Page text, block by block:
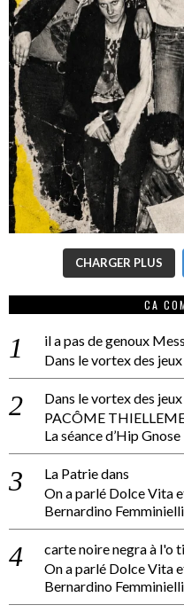
CHARGER PLUS
CA
il a pas de genoux
Dans le vortex des
Dans le vortex des
PACÔME
La séance d’Hip Gnose
La Patriedans
On a parlé Dolce Vita
Bernardino Femminielli
carte noire negra à l'o
On a parlé Dolce Vita
Bernardino Femminielli